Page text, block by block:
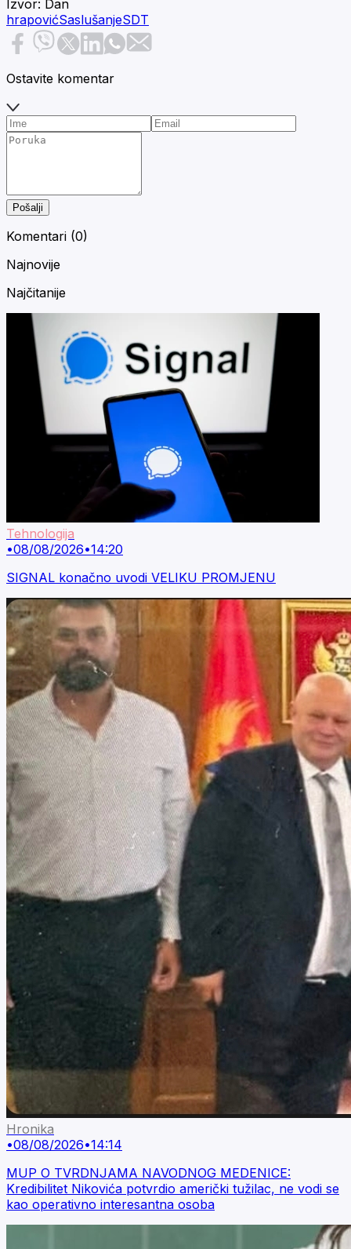
Izvor: Dan
hrapovićSaslušanjeSDT
Ostavite komentar
Pošalji
Komentari (0)
Najnovije
Najčitanije
Tehnologija
•08/08/2026•14:20
SIGNAL konačno uvodi VELIKU PROMJENU
Hronika
•08/08/2026•14:14
MUP O TVRDNJAMA NAVODNOG MEDENICE:
Kredibilitet Nikovića potvrdio američki tužilac, ne vodi se
kao operativno interesantna osoba